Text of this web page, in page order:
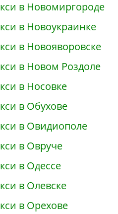
в Новомиргороде
в Новоукраинке
в Новояворовске
в Новом Роздоле
в Носовке
в Обухове
в Овидиополе
в Овруче
в Одессе
в Олевске
в Орехове